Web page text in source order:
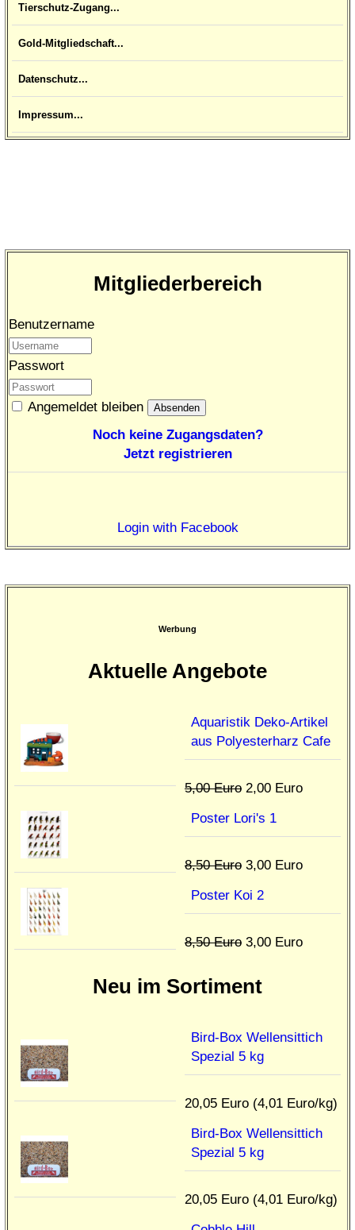
Tierschutz-Zugang...
Gold-Mitgliedschaft...
Datenschutz...
Impressum...
Mitgliederbereich
Benutzername
Passwort
Angemeldet bleiben
Noch keine Zugangsdaten?
Jetzt registrieren
Login with Facebook
Werbung
Aktuelle Angebote
Aquaristik Deko-Artikel
aus Polyesterharz Cafe
5,00 Euro 2,00 Euro
Poster Lori's 1
8,50 Euro 3,00 Euro
Poster Koi 2
8,50 Euro 3,00 Euro
Neu im Sortiment
Bird-Box Wellensittich
Spezial 5 kg
20,05 Euro (4,01 Euro/kg)
Bird-Box Wellensittich
Spezial 5 kg
20,05 Euro (4,01 Euro/kg)